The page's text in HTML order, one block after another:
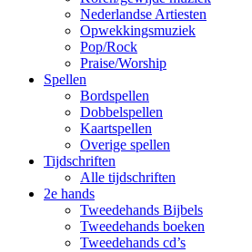
Nederlandse Artiesten
Opwekkingsmuziek
Pop/Rock
Praise/Worship
Spellen
Bordspellen
Dobbelspellen
Kaartspellen
Overige spellen
Tijdschriften
Alle tijdschriften
2e hands
Tweedehands Bijbels
Tweedehands boeken
Tweedehands cd’s